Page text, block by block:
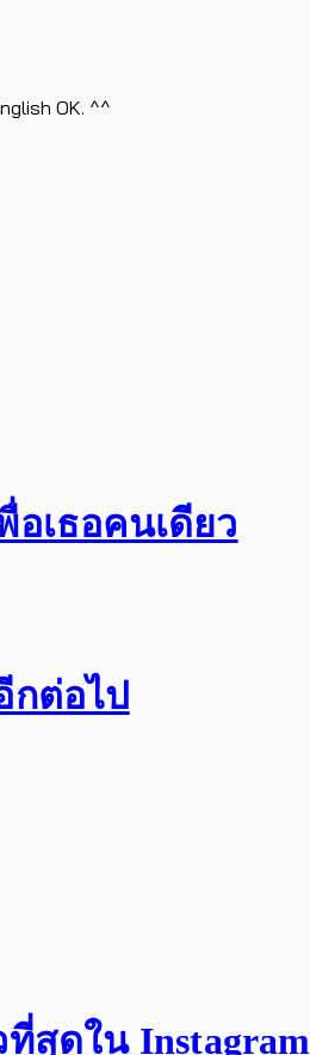
OK. ^^
อเธอคนเดียว
กต่อไป
สุดใน Instagram